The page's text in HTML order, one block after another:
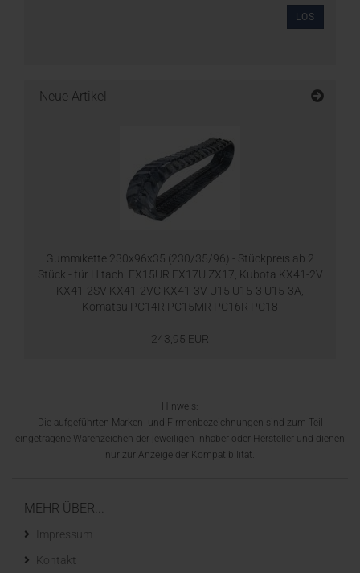
LOS
Neue Artikel
Gummikette 230x96x35 (230/35/96) - Stückpreis ab 2
Stück - für Hitachi EX15UR EX17U ZX17, Kubota KX41-2V
KX41-2SV KX41-2VC KX41-3V U15 U15-3 U15-3A,
Komatsu PC14R PC15MR PC16R PC18
243,95 EUR
Hinweis:
Die aufgeführten Marken- und Firmenbezeichnungen sind zum Teil
eingetragene Warenzeichen der jeweiligen Inhaber oder Hersteller und dienen
nur zur Anzeige der Kompatibilität.
MEHR ÜBER...
Impressum
Kontakt